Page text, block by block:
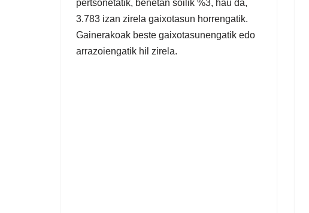
pertsonetatik, benetan soilik %3, hau da,
3.783 izan zirela gaixotasun horrengatik.
Gainerakoak beste gaixotasunengatik edo
arrazoiengatik hil zirela.